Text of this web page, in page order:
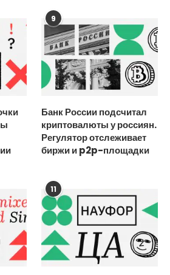
9
Банк России подсчитал
криптовалюты у россиян.
Регулятор отслеживает
биржи и p2p-площадки
11